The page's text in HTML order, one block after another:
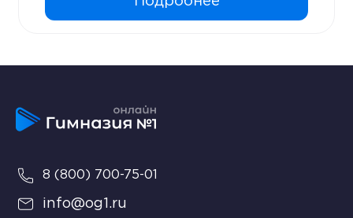
8 (800) 700-75-01
info@og1.ru